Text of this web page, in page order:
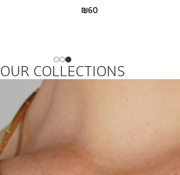
₪60
OUR COLLECTIONS